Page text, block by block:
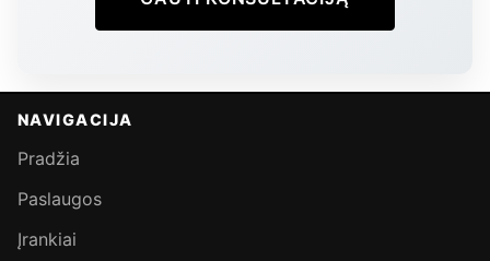
NAVIGACIJA
Pradžia
Paslaugos
Įrankiai